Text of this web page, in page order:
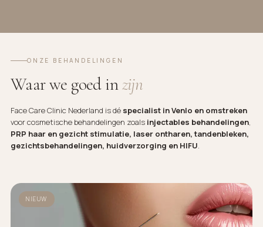
ONZE BEHANDELINGEN
Waar we goed inzijn
Face Care Clinic Nederland is dé specialist in Venlo en omstreken
voor cosmetische behandelingen zoals injectables behandelingen,
PRP haar en gezicht stimulatie, laser ontharen, tandenbleken,
gezichtsbehandelingen, huidverzorging en HIFU.
NIEUW